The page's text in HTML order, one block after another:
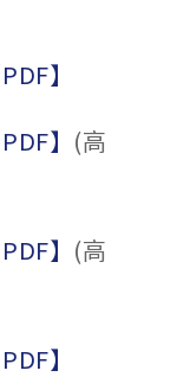
】
】 (高
】 (高
】